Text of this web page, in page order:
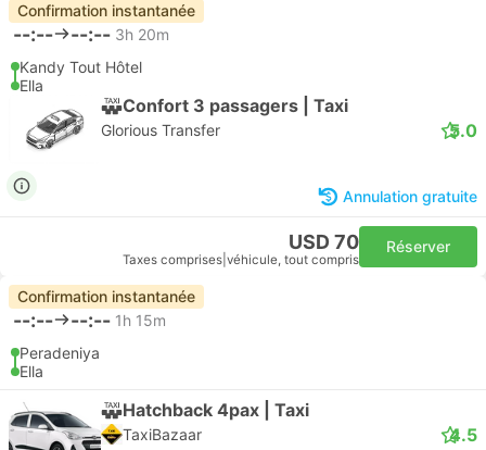
Confirmation instantanée
--:-- --:-- 3h 20m
Kandy Tout Hôtel
Ella
Confort 3 passagers | Taxi
Glorious Transfer 5.0
Annulation gratuite
USD 70
Taxes comprises véhicule, tout compris
Réserver
Confirmation instantanée
--:-- --:-- 1h 15m
Peradeniya
Ella
Hatchback 4pax | Taxi
TaxiBazaar 4.5